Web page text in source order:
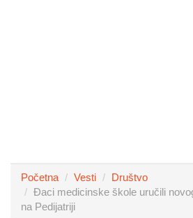
Početna Vesti
Društvo
Đaci medicinske škole uručili
na Pedijatriji